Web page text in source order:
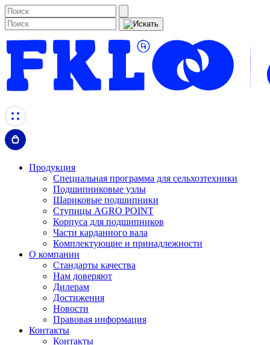
Продукция
Специальная программа для сельхозтехники
Подшипниковые узлы
Шариковые подшипники
Ступицы AGRO POINT
Корпуса для подшипников
Части карданного вала
Комплектующие и принадлежности
О компании
Стандарты качества
Нам доверяют
Дилерам
Достижения
Новости
Правовая информация
Контакты
Контакты